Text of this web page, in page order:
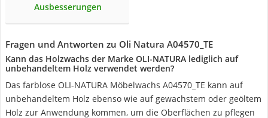
Ausbesserungen
Fragen und Antworten zu Oli Natura A04570_TE
Kann das Holzwachs der Marke OLI-NATURA lediglich auf
unbehandeltem Holz verwendet werden?
Das farblose OLI-NATURA Möbelwachs A04570_TE kann auf
unbehandeltem Holz ebenso wie auf gewachstem oder geöltem
Holz zur Anwendung kommen, um die Oberflächen zu pflegen